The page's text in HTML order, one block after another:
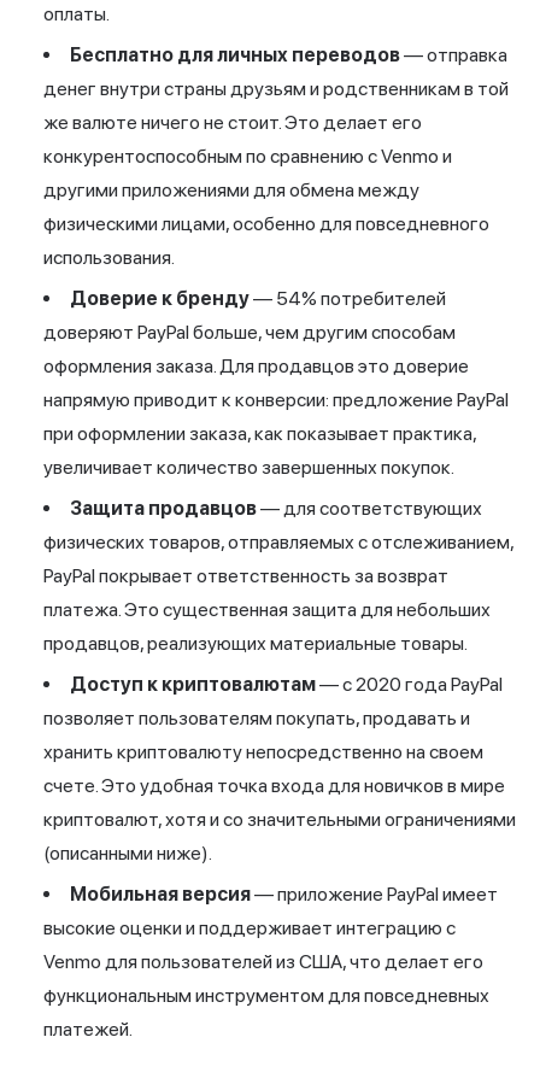
оплаты.
Бесплатно для личных переводов— отправка
денег внутри страны друзьям и родственникам в той
же валюте ничего не стоит. Это делает его
конкурентоспособным по сравнению с Venmo и
другими приложениями для обмена между
физическими лицами, особенно для повседневного
использования.
Доверие к бренду— 54% потребителей
доверяют PayPal больше, чем другим способам
оформления заказа. Для продавцов это доверие
напрямую приводит к конверсии: предложение PayPal
при оформлении заказа, как показывает практика,
увеличивает количество завершенных покупок.
Защита продавцов— для соответствующих
физических товаров, отправляемых с отслеживанием,
PayPal покрывает ответственность за возврат
платежа. Это существенная защита для небольших
продавцов, реализующих материальные товары.
Доступ к криптовалютам— с 2020 года PayPal
позволяет пользователям покупать, продавать и
хранить криптовалюту непосредственно на своем
счете. Это удобная точка входа для новичков в мире
криптовалют, хотя и со значительными ограничениями
(описанными ниже).
Мобильная версия— приложение PayPal имеет
высокие оценки и поддерживает интеграцию с
Venmo для пользователей из США, что делает его
функциональным инструментом для повседневных
платежей.